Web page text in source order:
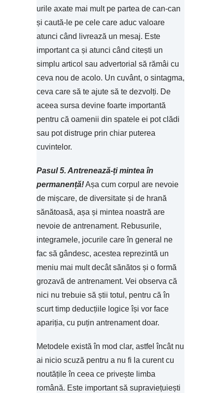
urile axate mai mult pe partea de can-can
și caută-le pe cele care aduc valoare
atunci când livrează un mesaj. Este
important ca și atunci când citești un
simplu articol sau advertorial să rămâi cu
ceva nou de acolo. Un cuvânt, o sintagma,
ceva care să te ajute să te dezvolți. De
aceea sursa devine foarte importantă
pentru că oamenii din spatele ei pot clădi
sau pot distruge prin chiar puterea
cuvintelor.
Pasul 5. Antrenează-ți mintea în
permanență!Așa cum corpul are nevoie
de mișcare, de diversitate și de hrană
sănătoasă, așa și mintea noastră are
nevoie de antrenament. Rebusurile,
integramele, jocurile care în general ne
fac să gândesc, acestea reprezintă un
meniu mai mult decât sănătos și o formă
grozavă de antrenament. Vei observa că
nici nu trebuie să știi totul, pentru că în
scurt timp deducțiile logice își vor face
apariția, cu puțin antrenament doar.
Metodele există în mod clar, astfel încât nu
ai nicio scuză pentru a nu fi la curent cu
noutățile în ceea ce privește limba
română. Este important să supraviețuiești